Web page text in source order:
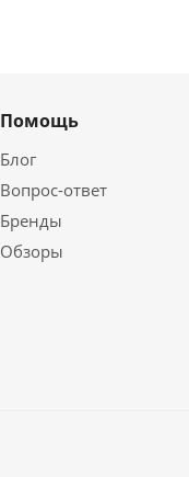
Помощь
Блог
Вопрос-ответ
Бренды
Обзоры